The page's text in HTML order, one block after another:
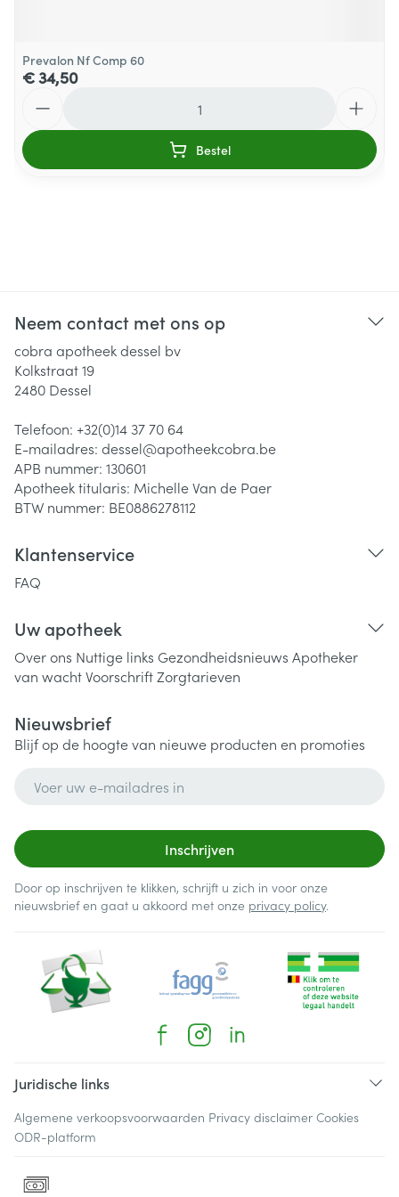
Prevalon Nf Comp 60
€ 34,50
Bestel
Neem contact met ons op
cobra apotheek dessel bv
Kolkstraat 19
2480 Dessel
Telefoon: +32(0)14 37 70 64
E-mailadres: dessel@apotheekcobra.be
APB nummer: 130601
Apotheek titularis: Michelle Van de Paer
BTW nummer: BE0886278112
Klantenservice
FAQ
Uw apotheek
Over ons Nuttige links Gezondheidsnieuws Apotheker
van wachtVoorschriftZorgtarieven
Nieuwsbrief
Blijf op de hoogte van nieuwe producten en promoties
Inschrijven
Door op inschrijven te klikken, schrijft u zich in voor onze
nieuwsbrief en gaat u akkoord met onze privacy policy.
Juridische links
Algemene verkoopsvoorwaarden Privacy disclaimer Cookies
ODR-platform